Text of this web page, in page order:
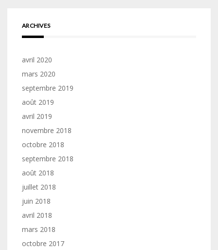
ARCHIVES
avril 2020
mars 2020
septembre 2019
août 2019
avril 2019
novembre 2018
octobre 2018
septembre 2018
août 2018
juillet 2018
juin 2018
avril 2018
mars 2018
octobre 2017